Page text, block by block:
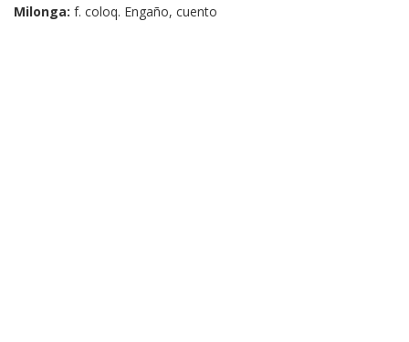
Milonga: f. coloq. Engaño, cuento